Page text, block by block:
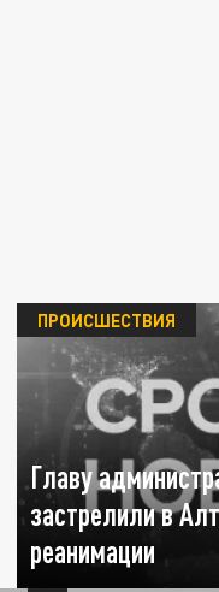
Главу
застрелили в
реанимации
ПРОИСШЕСТВИЯ